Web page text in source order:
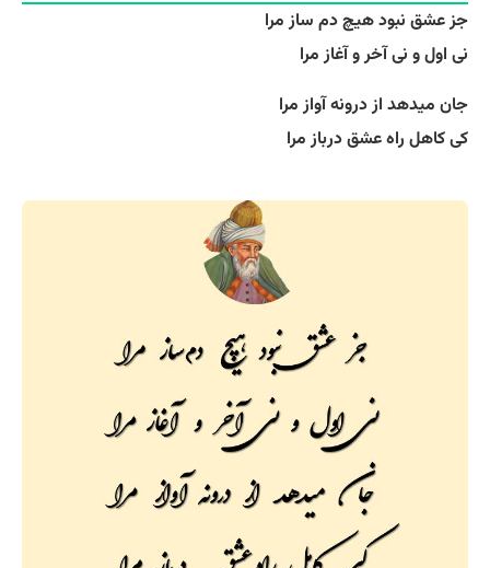
جز عشق نبود هیچ دم ساز مرا
نی اول و نی آخر و آغاز مرا
جان میدهد از درونه آواز مرا
کی کاهل راه عشق درباز مرا